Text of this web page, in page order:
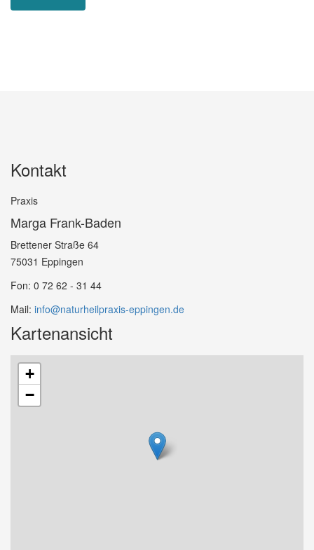
Kontakt
Praxis
Marga Frank-Baden
Brettener Straße 64
75031 Eppingen
Fon: 0 72 62 - 31 44
Mail: info@naturheilpraxis-eppingen.de
Kartenansicht
+
−